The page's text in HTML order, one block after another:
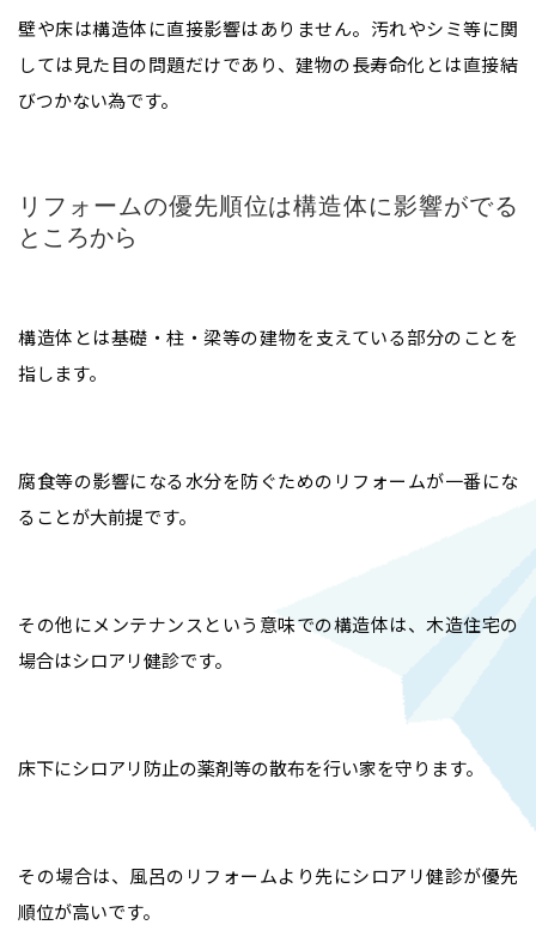
ホーム
高所作業・ロープアクセス
難所・高所・狭所エアコン工事
ルームエアコン取付 台数口
施工実績
壁や床は構造体に直接影響はありません。汚れやシミ等に関
しては見た目の問題だけであり、建物の長寿命化とは直接結
びつかない為です。
リフォームの優先順位は構造体に影響がでる
ところから
構造体とは基礎・柱・梁等の建物を支えている部分のことを
指します。
腐食等の影響になる水分を防ぐためのリフォームが一番にな
ることが大前提です。
その他にメンテナンスという意味での構造体は、木造住宅の
場合はシロアリ健診です。
床下にシロアリ防止の薬剤等の散布を行い家を守ります。
その場合は、風呂のリフォームより先にシロアリ健診が優先
順位が高いです。